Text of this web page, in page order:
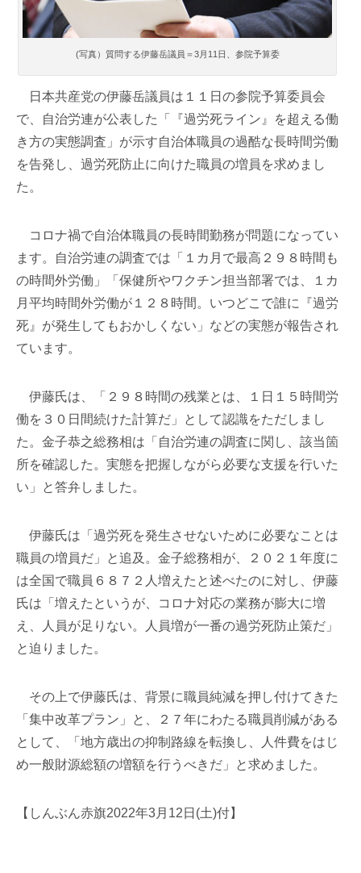
(写真）質問する伊藤岳議員＝3月11日、参院予算委
日本共産党の伊藤岳議員は１１日の参院予算委員会
で、自治労連が公表した「『過労死ライン』を超える働
き方の実態調査」が示す自治体職員の過酷な長時間労働
を告発し、過労死防止に向けた職員の増員を求めまし
た。
コロナ禍で自治体職員の長時間勤務が問題になってい
ます。自治労連の調査では「１カ月で最高２９８時間も
の時間外労働」「保健所やワクチン担当部署では、１カ
月平均時間外労働が１２８時間。いつどこで誰に『過労
死』が発生してもおかしくない」などの実態が報告され
ています。
伊藤氏は、「２９８時間の残業とは、１日１５時間労
働を３０日間続けた計算だ」として認識をただしまし
た。金子恭之総務相は「自治労連の調査に関し、該当箇
所を確認した。実態を把握しながら必要な支援を行いた
い」と答弁しました。
伊藤氏は「過労死を発生させないために必要なことは
職員の増員だ」と追及。金子総務相が、２０２１年度に
は全国で職員６８７２人増えたと述べたのに対し、伊藤
氏は「増えたというが、コロナ対応の業務が膨大に増
え、人員が足りない。人員増が一番の過労死防止策だ」
と迫りました。
その上で伊藤氏は、背景に職員純減を押し付けてきた
「集中改革プラン」と、２７年にわたる職員削減がある
として、「地方歳出の抑制路線を転換し、人件費をはじ
め一般財源総額の増額を行うべきだ」と求めました。
【しんぶん赤旗2022年3月12日(土)付】